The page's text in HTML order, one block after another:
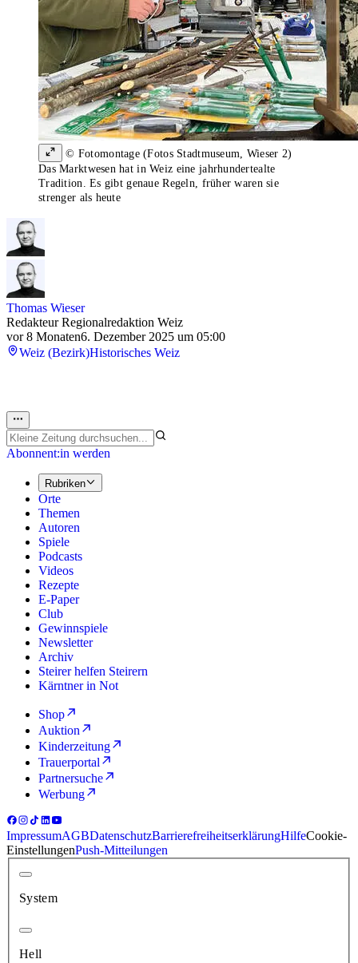
© Fotomontage (Fotos Stadtmuseum, Wieser 2)
Das Marktwesen hat in Weiz eine jahrhundertealte
Tradition. Es gibt genaue Regeln, früher waren sie
strenger als heute
Thomas Wieser
Redakteur Regionalredaktion Weiz
vor 8 Monaten6. Dezember 2025 um 05:00
Weiz (Bezirk)Historisches Weiz
Abonnent:in werden
Rubriken
Orte
Themen
Autoren
Spiele
Podcasts
Videos
Rezepte
E-Paper
Club
Gewinnspiele
Newsletter
Archiv
Steirer helfen Steirern
Kärntner in Not
Shop
Auktion
Kinderzeitung
Trauerportal
Partnersuche
Werbung
ImpressumAGBDatenschutzBarrierefreiheitserklärungHilfeCookie-
EinstellungenPush-Mitteilungen
System
Hell